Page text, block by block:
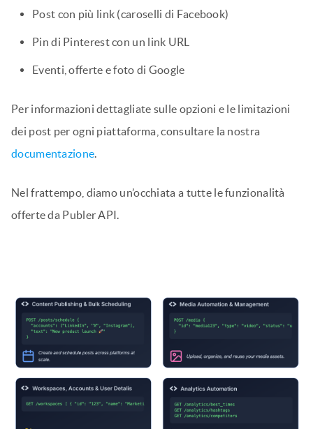
Post con più link (caroselli di Facebook)
Pin di Pinterest con un link URL
Eventi, offerte e foto di Google
Per informazioni dettagliate sulle opzioni e le limitazioni
dei post per ogni piattaforma, consultare la nostra
documentazione
Nel frattempo, diamo un’occhiata a tutte le funzionalità
offerte da Publer API.